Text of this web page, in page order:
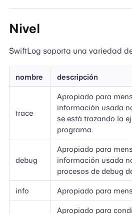
Nivel
SwiftLog soporta una variedad
nombre descripción
trace
Apropiado para
información usada
se está trazando la
programa.
debug
Apropiado para
información usada
procesos de debug
info Apropiado para
Apropiado para